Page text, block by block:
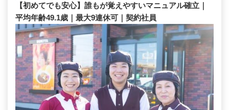
【初めてでも安心】誰もが覚えやすいマニュアル確立｜
平均年齢49.1歳｜最大9連休可｜契約社員